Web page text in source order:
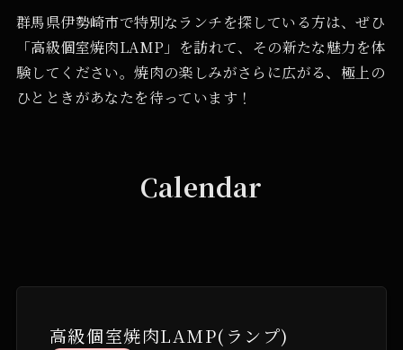
群馬県伊勢崎市で特別なランチを探している方は、ぜひ
「高級個室焼肉LAMP」を訪れて、その新たな魅力を体
験してください。焼肉の楽しみがさらに広がる、極上の
ひとときがあなたを待っています！
Calendar
高級個室焼肉LAMP(ランプ)